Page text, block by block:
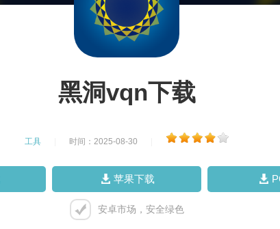
黑洞vqn下载
工具 时间：2025-08-30
苹果下载
安卓市场，安全绿色